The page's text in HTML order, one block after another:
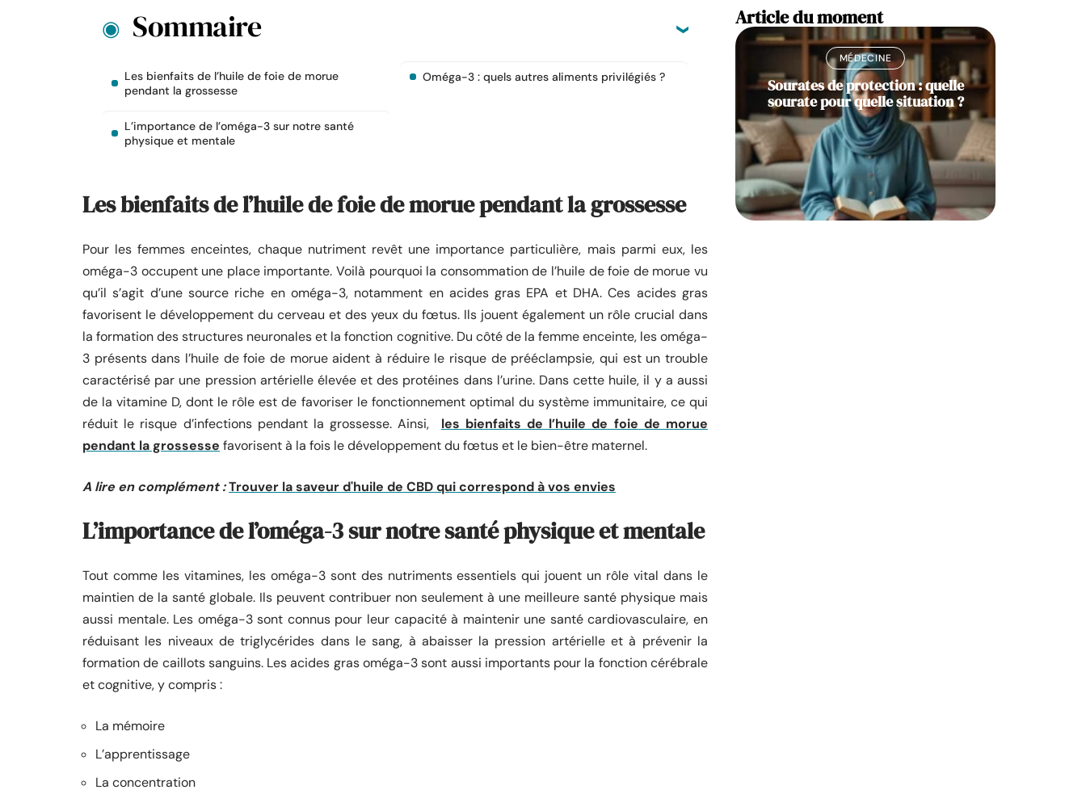
Sommaire
Les bienfaits de l’huile de foie de morue
pendant la grossesse
L’importance de l’oméga-3 sur notre santé
physique et mentale
Oméga-3 : quels autres aliments privilégiés ?
Les bienfaits de l’huile de foie de morue pendant la grossesse
Pour les femmes enceintes, chaque nutriment revêt une importance particulière, mais parmi eux, les
oméga-3 occupent une place importante. Voilà pourquoi la consommation de l’huile de foie de morue vu
qu’il s’agit d’une source riche en oméga-3, notamment en acides gras EPA et DHA. Ces acides gras
favorisent le développement du cerveau et des yeux du fœtus. Ils jouent également un rôle crucial dans
la formation des structures neuronales et la fonction cognitive. Du côté de la femme enceinte, les oméga-
3 présents dans l’huile de foie de morue aident à réduire le risque de prééclampsie, qui est un trouble
caractérisé par une pression artérielle élevée et des protéines dans l’urine. Dans cette huile, il y a aussi
de la vitamine D, dont le rôle est de favoriser le fonctionnement optimal du système immunitaire, ce qui
réduit le risque d’infections pendant la grossesse. Ainsi, les bienfaits de l’huile de foie de morue
pendant la grossesse favorisent à la fois le développement du fœtus et le bien-être maternel.
A lire en complément :Trouver la saveur d'huile de CBD qui correspond à vos envies
L’importance de l’oméga-3 sur notre santé physique et mentale
Tout comme les vitamines, les oméga-3 sont des nutriments essentiels qui jouent un rôle vital dans le
maintien de la santé globale. Ils peuvent contribuer non seulement à une meilleure santé physique mais
aussi mentale. Les oméga-3 sont connus pour leur capacité à maintenir une santé cardiovasculaire, en
réduisant les niveaux de triglycérides dans le sang, à abaisser la pression artérielle et à prévenir la
formation de caillots sanguins. Les acides gras oméga-3 sont aussi importants pour la fonction cérébrale
et cognitive, y compris :
La mémoire
L’apprentissage
La concentration
Article du moment
MÉDECINE
Sourates de protection : quelle
sourate pour quelle situation ?